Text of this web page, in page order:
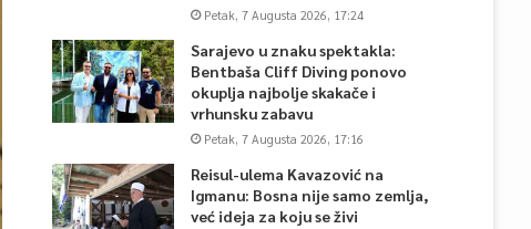
Petak, 7 Augusta 2026, 17:24
Sarajevo u znaku spektakla:
Bentbaša Cliff Diving ponovo
okuplja najbolje skakače i
vrhunsku zabavu
Petak, 7 Augusta 2026, 17:16
Reisul-ulema Kavazović na
Igmanu: Bosna nije samo zemlja,
već ideja za koju se živi